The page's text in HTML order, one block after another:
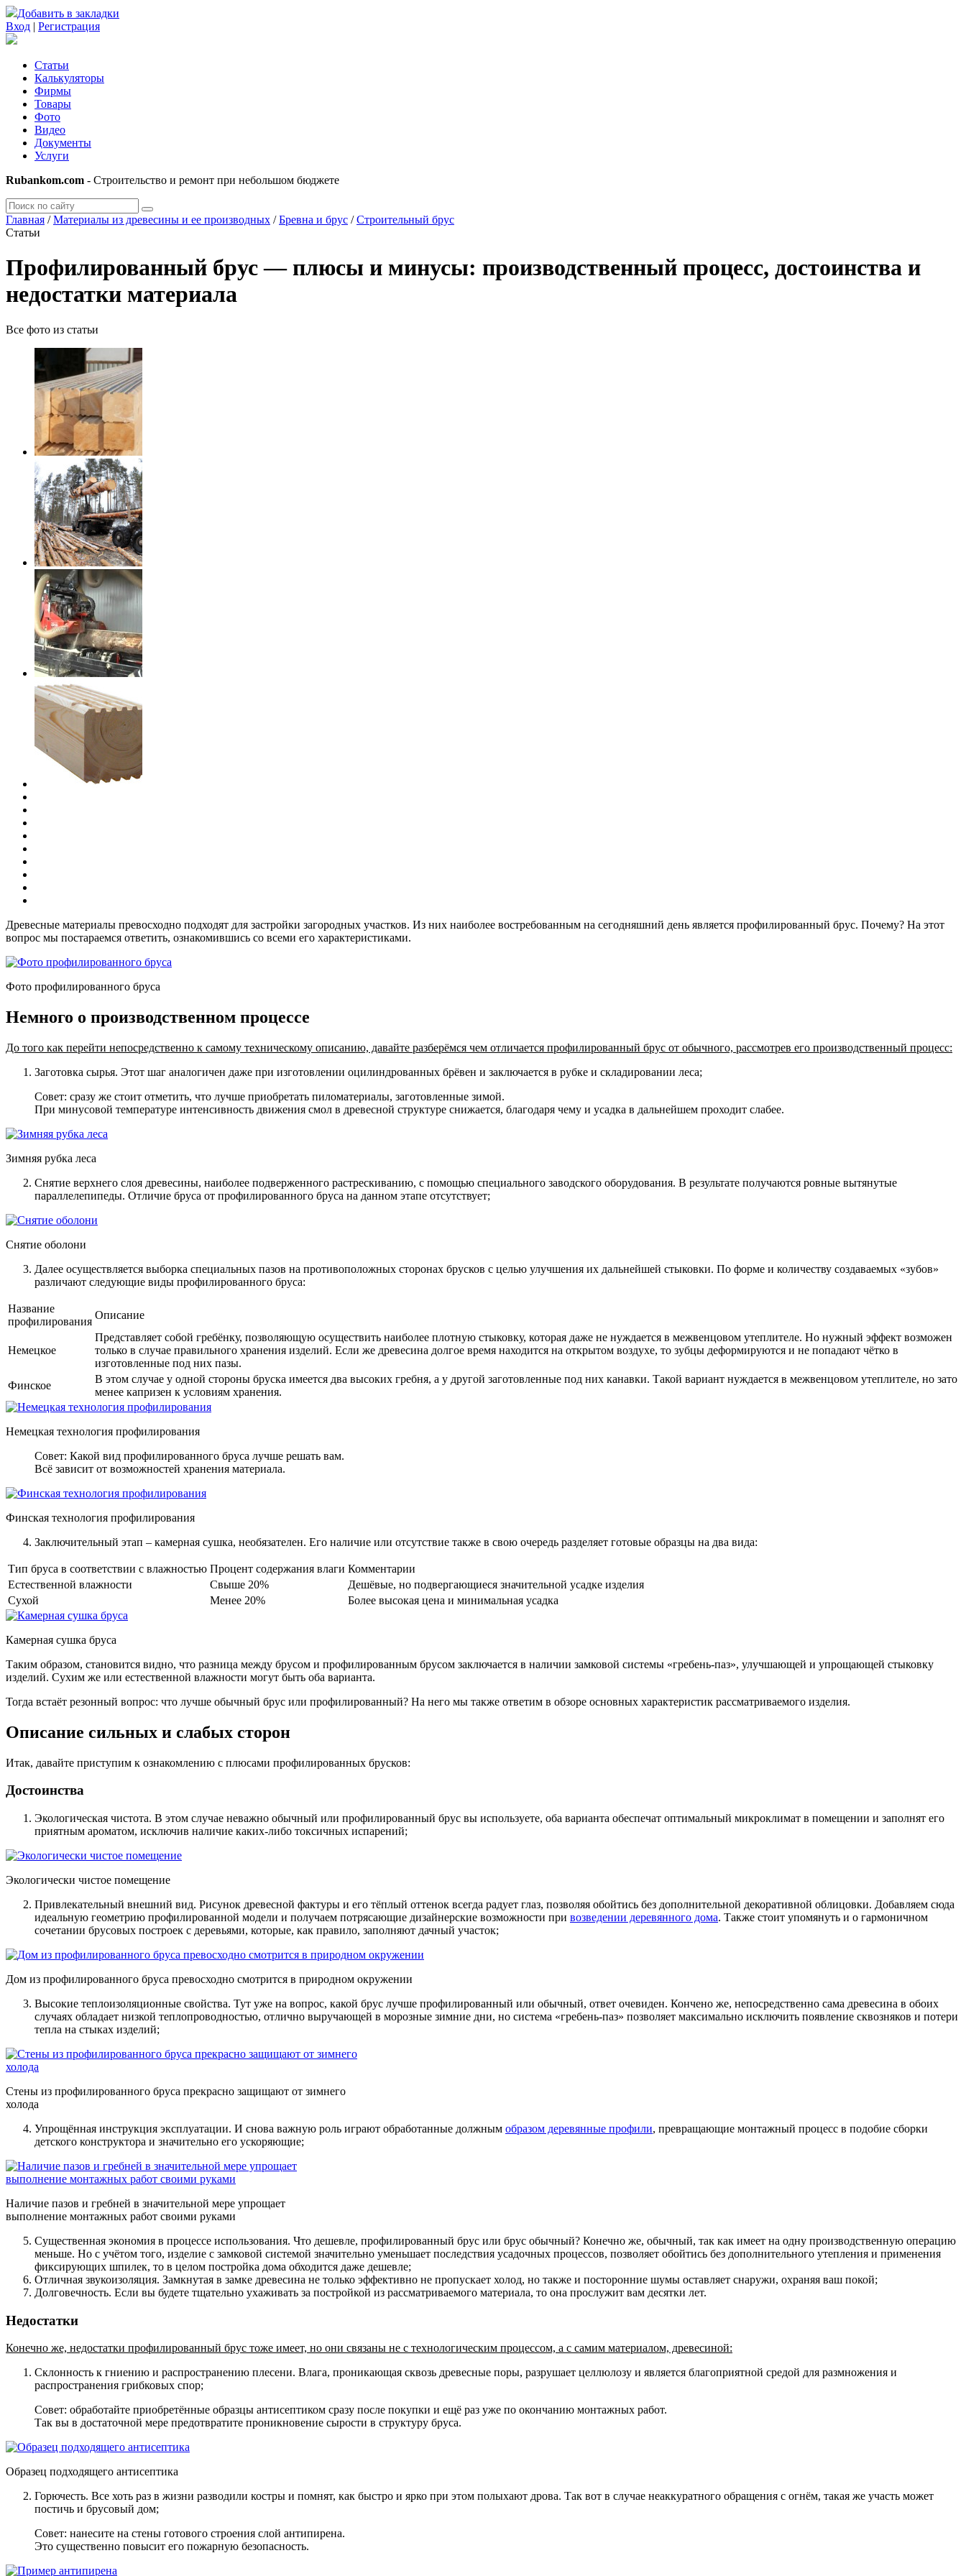
Добавить в закладки
Вход | Регистрация
Статьи
Калькуляторы
Фирмы
Товары
Фото
Видео
Документы
Услуги
Rubankom.com - Строительство и ремонт при небольшом бюджете
Главная /Материалы из древесины и ее производных /Бревна и брус /Строительный брус
Статьи
Профилированный брус — плюсы и минусы: производственный процесс, достоинства и
недостатки материала
Все фото из статьи
Древесные материалы превосходно подходят для застройки загородных участков. Из них наиболее востребованным на сегодняшний день является профилированный брус. Почему? На этот
вопрос мы постараемся ответить, ознакомившись со всеми его характеристиками.
Фото профилированного бруса
Немного о производственном процессе
До того как перейти непосредственно к самому техническому описанию, давайте разберёмся чем отличается профилированный брус от обычного, рассмотрев его производственный процесс:
Заготовка сырья. Этот шаг аналогичен даже при изготовлении оцилиндрованных брёвен и заключается в рубке и складировании леса;
Совет: сразу же стоит отметить, что лучше приобретать пиломатериалы, заготовленные зимой.
При минусовой температуре интенсивность движения смол в древесной структуре снижается, благодаря чему и усадка в дальнейшем проходит слабее.
Зимняя рубка леса
Снятие верхнего слоя древесины, наиболее подверженного растрескиванию, с помощью специального заводского оборудования. В результате получаются ровные вытянутые
параллелепипеды. Отличие бруса от профилированного бруса на данном этапе отсутствует;
Снятие оболони
Далее осуществляется выборка специальных пазов на противоположных сторонах брусков с целью улучшения их дальнейшей стыковки. По форме и количеству создаваемых «зубов»
различают следующие виды профилированного бруса:
Название
профилирования
Описание
Немецкое
Представляет собой гребёнку, позволяющую осуществить наиболее плотную стыковку, которая даже не нуждается в межвенцовом утеплителе. Но нужный эффект возможен
только в случае правильного хранения изделий. Если же древесина долгое время находится на открытом воздухе, то зубцы деформируются и не попадают чётко в
изготовленные под них пазы.
Финское
В этом случае у одной стороны бруска имеется два высоких гребня, а у другой заготовленные под них канавки. Такой вариант нуждается в межвенцовом утеплителе, но зато
менее капризен к условиям хранения.
Немецкая технология профилирования
Совет: Какой вид профилированного бруса лучше решать вам.
Всё зависит от возможностей хранения материала.
Финская технология профилирования
Заключительный этап – камерная сушка, необязателен. Его наличие или отсутствие также в свою очередь разделяет готовые образцы на два вида:
Тип бруса в соответствии с влажностью Процент содержания влаги Комментарии
Естественной влажности
Свыше 20%
Дешёвые, но подвергающиеся значительной усадке изделия
Сухой
Менее 20% Более высокая цена и минимальная усадка
Камерная сушка бруса
Таким образом, становится видно, что разница между брусом и профилированным брусом заключается в наличии замковой системы «гребень-паз», улучшающей и упрощающей стыковку
изделий. Сухим же или естественной влажности могут быть оба варианта.
Тогда встаёт резонный вопрос: что лучше обычный брус или профилированный? На него мы также ответим в обзоре основных характеристик рассматриваемого изделия.
Описание сильных и слабых сторон
Итак, давайте приступим к ознакомлению с плюсами профилированных брусков:
Достоинства
Экологическая чистота. В этом случае неважно обычный или профилированный брус вы используете, оба варианта обеспечат оптимальный микроклимат в помещении и заполнят его
приятным ароматом, исключив наличие каких-либо токсичных испарений;
Экологически чистое помещение
Привлекательный внешний вид. Рисунок древесной фактуры и его тёплый оттенок всегда радует глаз, позволяя обойтись без дополнительной декоративной облицовки. Добавляем сюда
идеальную геометрию профилированной модели и получаем потрясающие дизайнерские возможности при возведении деревянного дома. Также стоит упомянуть и о гармоничном
сочетании брусовых построек с деревьями, которые, как правило, заполняют дачный участок;
Дом из профилированного бруса превосходно смотрится в природном окружении
Высокие теплоизоляционные свойства. Тут уже на вопрос, какой брус лучше профилированный или обычный, ответ очевиден. Кончено же, непосредственно сама древесина в обоих
случаях обладает низкой теплопроводностью, отлично выручающей в морозные зимние дни, но система «гребень-паз» позволяет максимально исключить появление сквозняков и потери
тепла на стыках изделий;
Стены из профилированного бруса прекрасно защищают от зимнего
холода
Упрощённая инструкция эксплуатации. И снова важную роль играют обработанные должным образом деревянные профили, превращающие монтажный процесс в подобие сборки
детского конструктора и значительно его ускоряющие;
Наличие пазов и гребней в значительной мере упрощает
выполнение монтажных работ своими руками
Существенная экономия в процессе использования. Что дешевле, профилированный брус или брус обычный? Конечно же, обычный, так как имеет на одну производственную операцию
меньше. Но с учётом того, изделие с замковой системой значительно уменьшает последствия усадочных процессов, позволяет обойтись без дополнительного утепления и применения
фиксирующих шпилек, то в целом постройка дома обходится даже дешевле;
Отличная звукоизоляция. Замкнутая в замке древесина не только эффективно не пропускает холод, но также и посторонние шумы оставляет снаружи, охраняя ваш покой;
Долговечность. Если вы будете тщательно ухаживать за постройкой из рассматриваемого материала, то она прослужит вам десятки лет.
Недостатки
Конечно же, недостатки профилированный брус тоже имеет, но они связаны не с технологическим процессом, а с самим материалом, древесиной:
Склонность к гниению и распространению плесени. Влага, проникающая сквозь древесные поры, разрушает целлюлозу и является благоприятной средой для размножения и
распространения грибковых спор;
Совет: обработайте приобретённые образцы антисептиком сразу после покупки и ещё раз уже по окончанию монтажных работ.
Так вы в достаточной мере предотвратите проникновение сырости в структуру бруса.
Образец подходящего антисептика
Горючесть. Все хоть раз в жизни разводили костры и помнят, как быстро и ярко при этом полыхают дрова. Так вот в случае неаккуратного обращения с огнём, такая же участь может
постичь и брусовый дом;
Совет: нанесите на стены готового строения слой антипирена.
Это существенно повысит его пожарную безопасность.